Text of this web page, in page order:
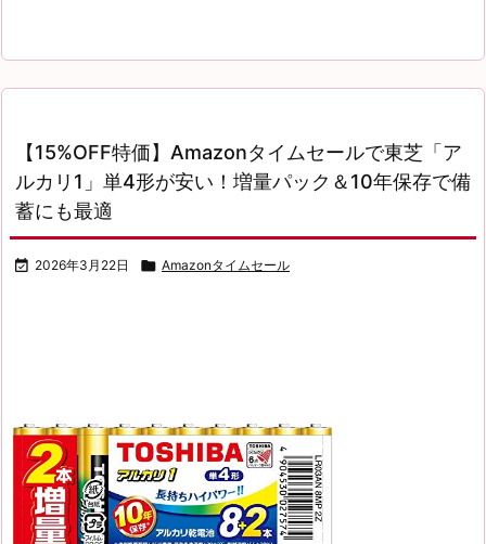
【15%OFF特価】Amazonタイムセールで東芝「ア
ルカリ1」単4形が安い！増量パック＆10年保存で備
蓄にも最適
 2026年3月22日  Amazonタイムセール